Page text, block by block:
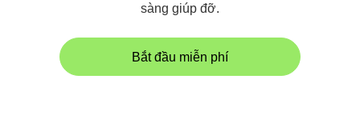
sàng giúp đỡ.
Bắt đầu miễn phí